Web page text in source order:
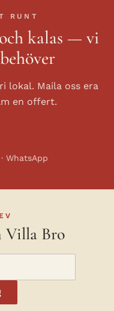
RUNT
kalas — vi
lokal. Maila oss era
en offert.
WhatsApp
Villa Bro